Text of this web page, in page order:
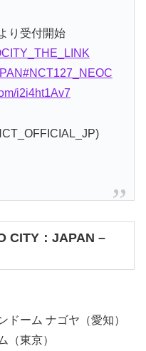
り受付開始
#NCT127_NEOC
i2i4ht1Av7
CITY：JAPAN –
ドーム ナゴヤ（愛知）
（東京）